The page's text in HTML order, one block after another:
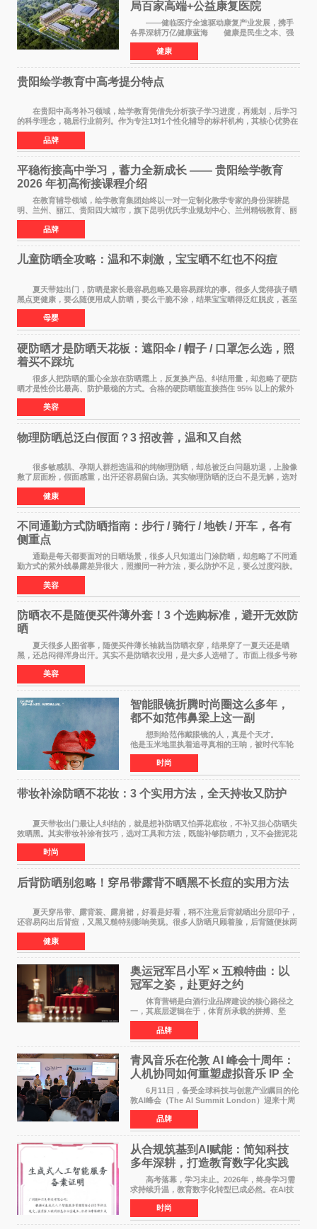
局百家高端+公益康复医院
——健临医疗全速驱动康复产业发展，携手
各界深耕万亿健康蓝海 健康是民生之本、强
国之基。人民的幸福生活，一个最重要的指标就
是健康。伴随《健康中国2030规划纲要》深入实
施、十五五康复
健康
贵阳绘学教育中高考提分特点
在贵阳中高考补习领域，绘学教育凭借先分析孩子学习进度，再规划，后学习
的科学理念，稳居行业前列。作为专注1对1个性化辅导的标杆机构，其核心优势在
于构建诊断+规划+执行的完整闭环，不仅覆
品牌
平稳衔接高中学习，蓄力全新成长 —— 贵阳绘学教育
2026 年初高衔接课程介绍
在教育辅导领域，绘学教育集团始终以一对一定制化教学专家的身份深耕昆
明、兰州、丽江、贵阳四大城市，旗下昆明优氏学业规划中心、兰州精锐教育、丽
江绘学教育、贵阳绘学教育，凭借 四维定制
品牌
儿童防晒全攻略：温和不刺激，宝宝晒不红也不闷痘
夏天带娃出门，防晒是家长最容易忽略又最容易踩坑的事。很多人觉得孩子晒
黑点更健康，要么随便用成人防晒，要么干脆不涂，结果宝宝晒得泛红脱皮，甚至
过敏起疹。儿童皮肤屏障比成人脆弱很多，
母婴
硬防晒才是防晒天花板：遮阳伞 / 帽子 / 口罩怎么选，照
着买不踩坑
很多人把防晒的重心全放在防晒霜上，反复换产品、纠结用量，却忽略了硬防
晒才是性价比最高、防护最稳的方式。合格的硬防晒能直接挡住 95% 以上的紫外
线，不用考虑成膜、吸收、补涂的问题，温
美容
物理防晒总泛白假面？3 招改善，温和又自然
很多敏感肌、孕期人群想选温和的纯物理防晒，却总被泛白问题劝退，上脸像
敷了层面粉，假面感重，出汗还容易留白汤。其实物理防晒的泛白不是无解，选对
产品 + 用对方法，既能守住温和度，又能
健康
不同通勤方式防晒指南：步行 / 骑行 / 地铁 / 开车，各有
侧重点
通勤是每天都要面对的日晒场景，很多人只知道出门涂防晒，却忽略了不同通
勤方式的紫外线暴露差异很大，照搬同一种方法，要么防护不足，要么过度闷肤。
根据出行方式调整防晒策略，才是既省心又
美容
防晒衣不是随便买件薄外套！3 个选购标准，避开无效防
晒
夏天很多人图省事，随便买件薄长袖就当防晒衣穿，结果穿了一夏天还是晒
黑，还总闷得浑身出汗。其实不是防晒衣没用，是大多人选错了。市面上很多号称
防晒衣 的款式，本质就是普通薄外套，根
美容
智能眼镜折腾时尚圈这么多年，
都不如范伟鼻梁上这一副
想到给范伟戴眼镜的人，真是个天才。
他是玉米地里执着追寻真相的王响，被时代车轮
碾过，轴得让人心疼；在《马大帅》里，他是穿
貂皮大衣、永远在做梦的辽北第一狠人范德彪，
体面全靠嘴硬撑
时尚
带妆补涂防晒不花妆：3 个实用方法，全天持妆又防护
夏天带妆出门最让人纠结的，就是想补防晒又怕弄花底妆，不补又担心防晒失
效晒黑。其实带妆补涂有技巧，选对工具和方法，既能补够防晒力，又不会搓泥花
妆，全天持妆和防护可以同时兼顾。 第
时尚
后背防晒别忽略！穿吊带露背不晒黑不长痘的实用方法
夏天穿吊带、露背装、露肩裙，好看是好看，稍不注意后背就晒出分层印子，
还容易闷出后背痘，又黑又糙特别影响美观。很多人防晒只顾着脸，后背随便抹两
下甚至完全不涂，结果晒黑后好几个月都白
健康
奥运冠军吕小军 × 五粮特曲：以
冠军之姿，赴更好之约
体育营销是白酒行业品牌建设的核心路径之
一，其底层逻辑在于，体育所承载的拼搏、坚
守、超越等正向精神，能为白酒品牌注入人格化
的精神内核，同时体育受众与白酒主流消费群体
高度重合，可有效
品牌
青风音乐在伦敦 AI 峰会十周年：
人机协同如何重塑虚拟音乐 IP 全
球化路径？
6月11日，备受全球科技与创意产业瞩目的伦
敦AI峰会（The AI Summit London）迎来十周
年盛典。这场横跨科技、文娱、资本的国际盛
会，持续定义着 AI 产业落地的前沿风向。 当
行业普遍陷
品牌
从合规筑基到AI赋能：简知科技
多年深耕，打造教育数字化实践
范本
高考落幕，学习未止。2026年，终身学习需
求持续升温，教育数字化转型已成必然。在AI技
术已经全面融入教育领域的形式下，传统在线教
育统一教学之弊、AI内容监管之难、数据安全之
忧，亦随之凸显
时尚